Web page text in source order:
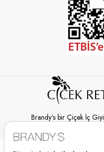
Brandy’s bir Çiçek İç
© 2026